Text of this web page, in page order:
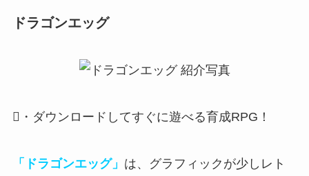
ドラゴンエッグ
・ダウンロードしてすぐに遊べる育成RPG！
「ドラゴンエッグ」 は、グラフィックが少しレト